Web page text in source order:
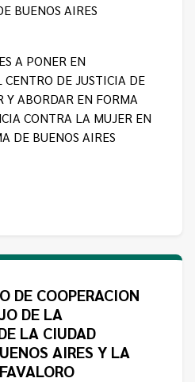
BUENOS AIRES
A PONER EN
DE JUSTICIA DE
Y ABORDAR EN FORMA
CONTRA LA MUJER EN
DE BUENOS AIRES
DE COOPERACION
DE LA
LA CIUDAD
AIRES Y LA